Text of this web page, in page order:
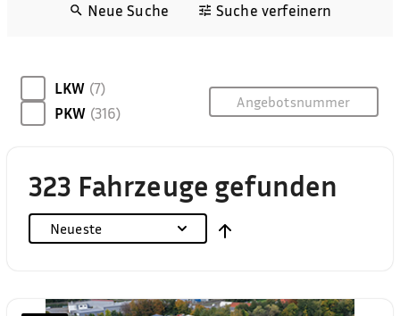
Neue Suche Suche verfeinern
LKW (7)
PKW (316)
323 Fahrzeuge gefunden
Neueste